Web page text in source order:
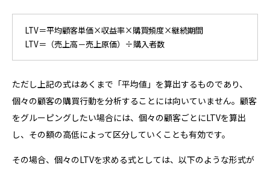
LTV＝平均顧客単価×収益率×購買頻度×継続期間
LTV＝（売上高－売上原価）÷購入者数
ただし上記の式はあくまで「平均値」を算出するものであり、
個々の顧客の購買行動を分析することには向いていません。顧客
をグルーピングしたい場合には、個々の顧客ごとにLTVを算出
し、その額の高低によって区分していくことも有効です。
その場合、個々のLTVを求める式としては、以下のような形式が